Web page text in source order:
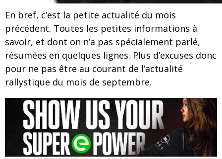
En bref, c’est la petite actualité du mois
précédent. Toutes les petites informations à
savoir, et dont on n’a pas spécialement parlé,
résumées en quelques lignes. Plus d’excuses donc
pour ne pas être au courant de l’actualité
rallystique du mois de septembre.